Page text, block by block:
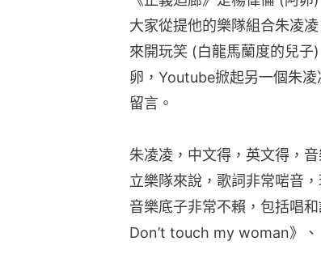
大家從提他的樂隊組合朱凌
來開玩笑 (白龍馬蘭度的兒
卵，Youtube掀起另一個朱
留言。
朱凌凌，中文得，英文得，
立樂隊來說，歌詞非常啱音
音樂底子非常不賴，包括唱
Don’t touch my woman》、